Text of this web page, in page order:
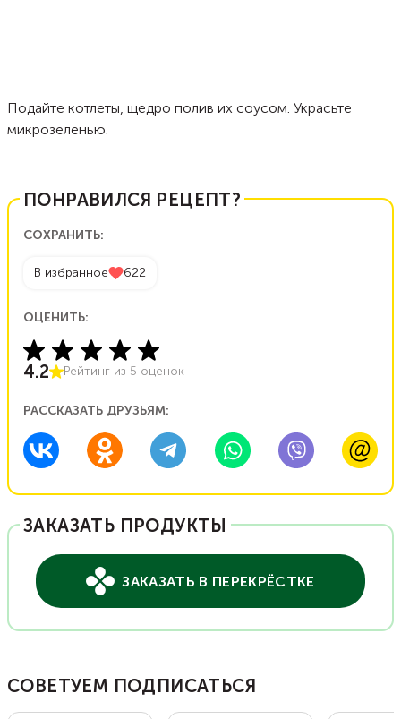
Подайте котлеты, щедро полив их соусом. Украсьте
микрозеленью.
ПОНРАВИЛСЯ РЕЦЕПТ?
СОХРАНИТЬ:
В избранное 622
ОЦЕНИТЬ:
4.2 Рейтинг из 5 оценок
РАССКАЗАТЬ ДРУЗЬЯМ:
ЗАКАЗАТЬ ПРОДУКТЫ
ЗАКАЗАТЬ В ПЕРЕКРЁСТКЕ
СОВЕТУЕМ ПОДПИСАТЬСЯ